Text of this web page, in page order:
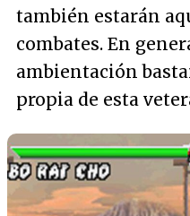
también estarán
combates. En
ambientación
propia de esta